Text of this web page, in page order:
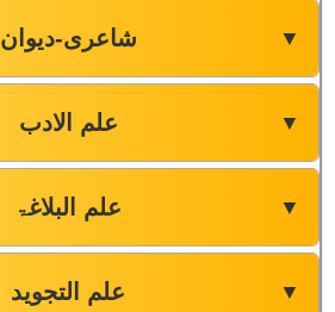
شاعری-دیوان ▼
علم الادب ▼
علم البلاغۃ ▼
علم التجوید ▼